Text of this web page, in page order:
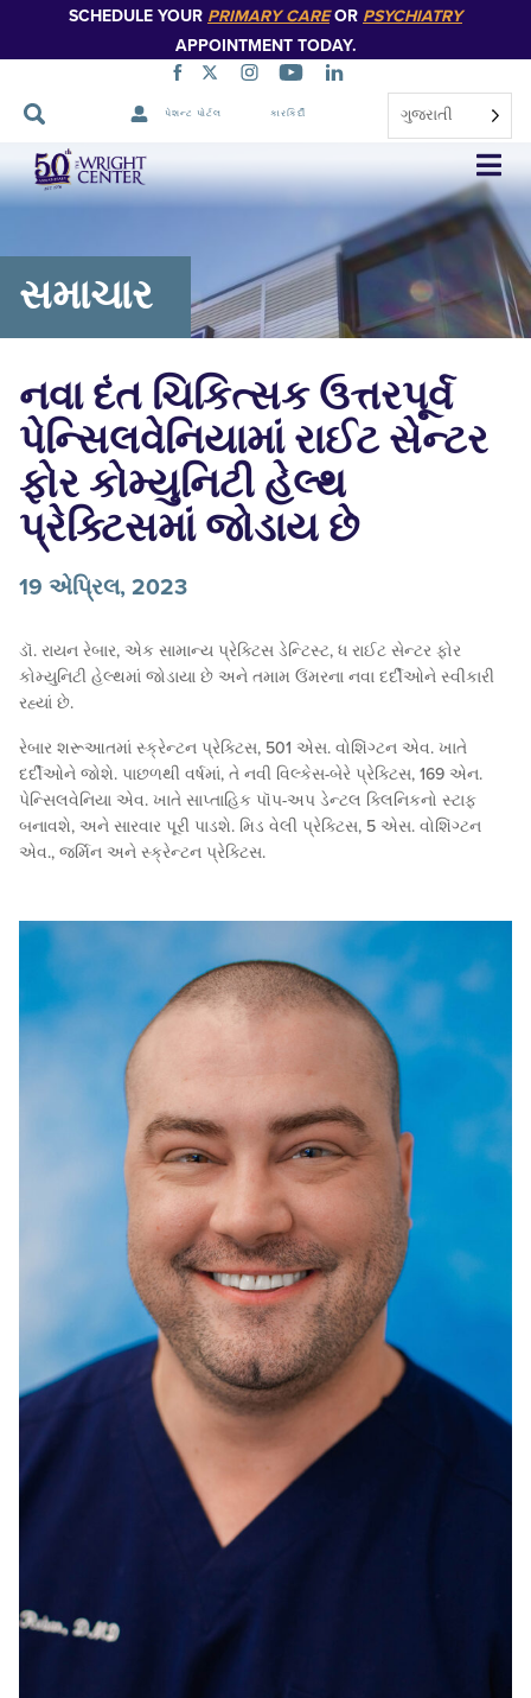
SCHEDULE YOUR PRIMARY CAREOR PSYCHIATRY
APPOINTMENT TODAY.
પેશન્ટ પોર્ટલ કારકિર્દી ગુજરાતી
નેવિગેશન
છોડો
સમાચાર
નવા દંત ચિકિત્સક ઉત્તરપૂર્વ
પેન્સિલવેનિયામાં રાઈટ સેન્ટર
ફોર કોમ્યુનિટી હેલ્થ
પ્રેક્ટિસમાં જોડાય છે
19 એપ્રિલ, 2023
ડૉ. રાયન રેબાર, એક સામાન્ય પ્રેક્ટિસ ડેન્ટિસ્ટ, ધ રાઈટ સેન્ટર ફોર
કોમ્યુનિટી હેલ્થમાં જોડાયા છે અને તમામ ઉંમરના નવા દર્દીઓને સ્વીકારી
રહ્યાં છે.
રેબાર શરૂઆતમાં સ્ક્રેન્ટન પ્રેક્ટિસ, 501 એસ. વોશિંગ્ટન એવ. ખાતે
દર્દીઓને જોશે. પાછળથી વર્ષમાં, તે નવી વિલ્કેસ-બેરે પ્રેક્ટિસ, 169 એન.
પેન્સિલવેનિયા એવ. ખાતે સાપ્તાહિક પૉપ-અપ ડેન્ટલ ક્લિનિકનો સ્ટાફ
બનાવશે, અને સારવાર પૂરી પાડશે. મિડ વેલી પ્રેક્ટિસ, 5 એસ. વોશિંગ્ટન
એવ., જર્મિન અને સ્ક્રેન્ટન પ્રેક્ટિસ.